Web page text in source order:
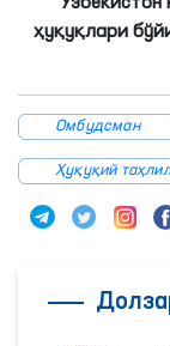
ҳуқуқлари
Омбудсман
Ҳуқуқий таҳлил